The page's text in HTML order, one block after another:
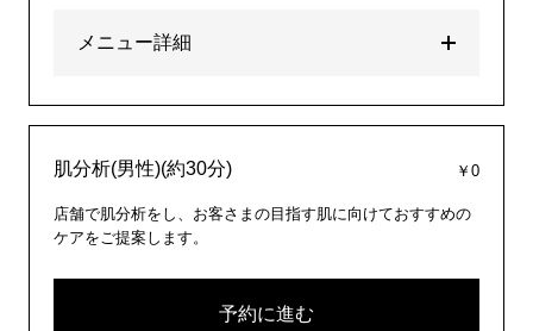
メニュー詳細
肌分析(男性)(約30分) ￥0
店舗で肌分析をし、お客さまの目指す肌に向けておすすめの
ケアをご提案します。
予約に進む